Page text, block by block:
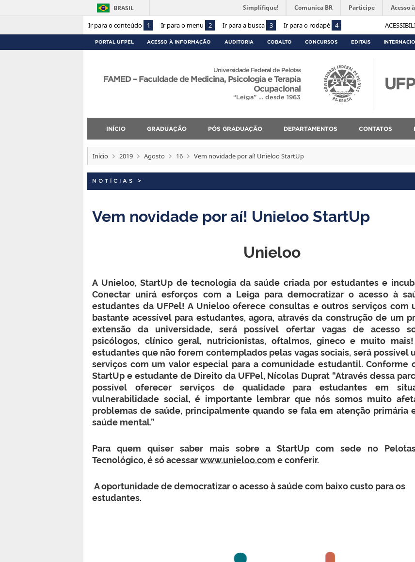
Ir para o conteúdo 1 Ir para o menu 2 Ir para a busca 3 Ir para o rodapé 4
BRASIL Simplifique! Comunica BR Participe Acesso
PORTAL UFPEL ACESSO À INFORMAÇÃO AUDITORIA COBALTO CONCURSOS EDITAIS
Universidade Federal de Pelotas
FAMED – Faculdade de Medicina, Psicologia e Terapia
Ocupacional
“Leiga” … desde 1963
INÍCIO GRADUAÇÃO PÓS GRADUAÇÃO DEPARTAMENTOS CONTATOS
Início 2019 Agosto 16 Vem novidade por aí! Unieloo StartUp
NOTÍCIAS >
Vem novidade por aí! Unieloo StartUp
Unieloo
A Unieloo, StartUp de tecnologia da saúde criada por estudantes e
Conectar unirá esforços com a Leiga para democratizar o acesso à
estudantes da UFPel! A Unieloo oferece consultas e outros serviços com
bastante acessível para estudantes, agora, através da construção de um
extensão da universidade, será possível ofertar vagas de acesso
psicólogos, clínico geral, nutricionistas, oftalmos, gineco e muito
estudantes que não forem contemplados pelas vagas sociais, será possível
serviços com um valor especial para a comunidade estudantil. Conforme
StartUp e estudante de Direito da UFPel, Nícolas Duprat “Através dessa
possível oferecer serviços de qualidade para estudantes em
vulnerabilidade social, é importante lembrar que nós somos muito
problemas de saúde, principalmente quando se fala em atenção primária
saúde mental.”
Para quem quiser saber mais sobre a StartUp com sede no
Tecnológico, é só acessarwww.unieloo.com e conferir.
A oportunidade de democratizar o acesso à saúde com baixo custo para os
estudantes.